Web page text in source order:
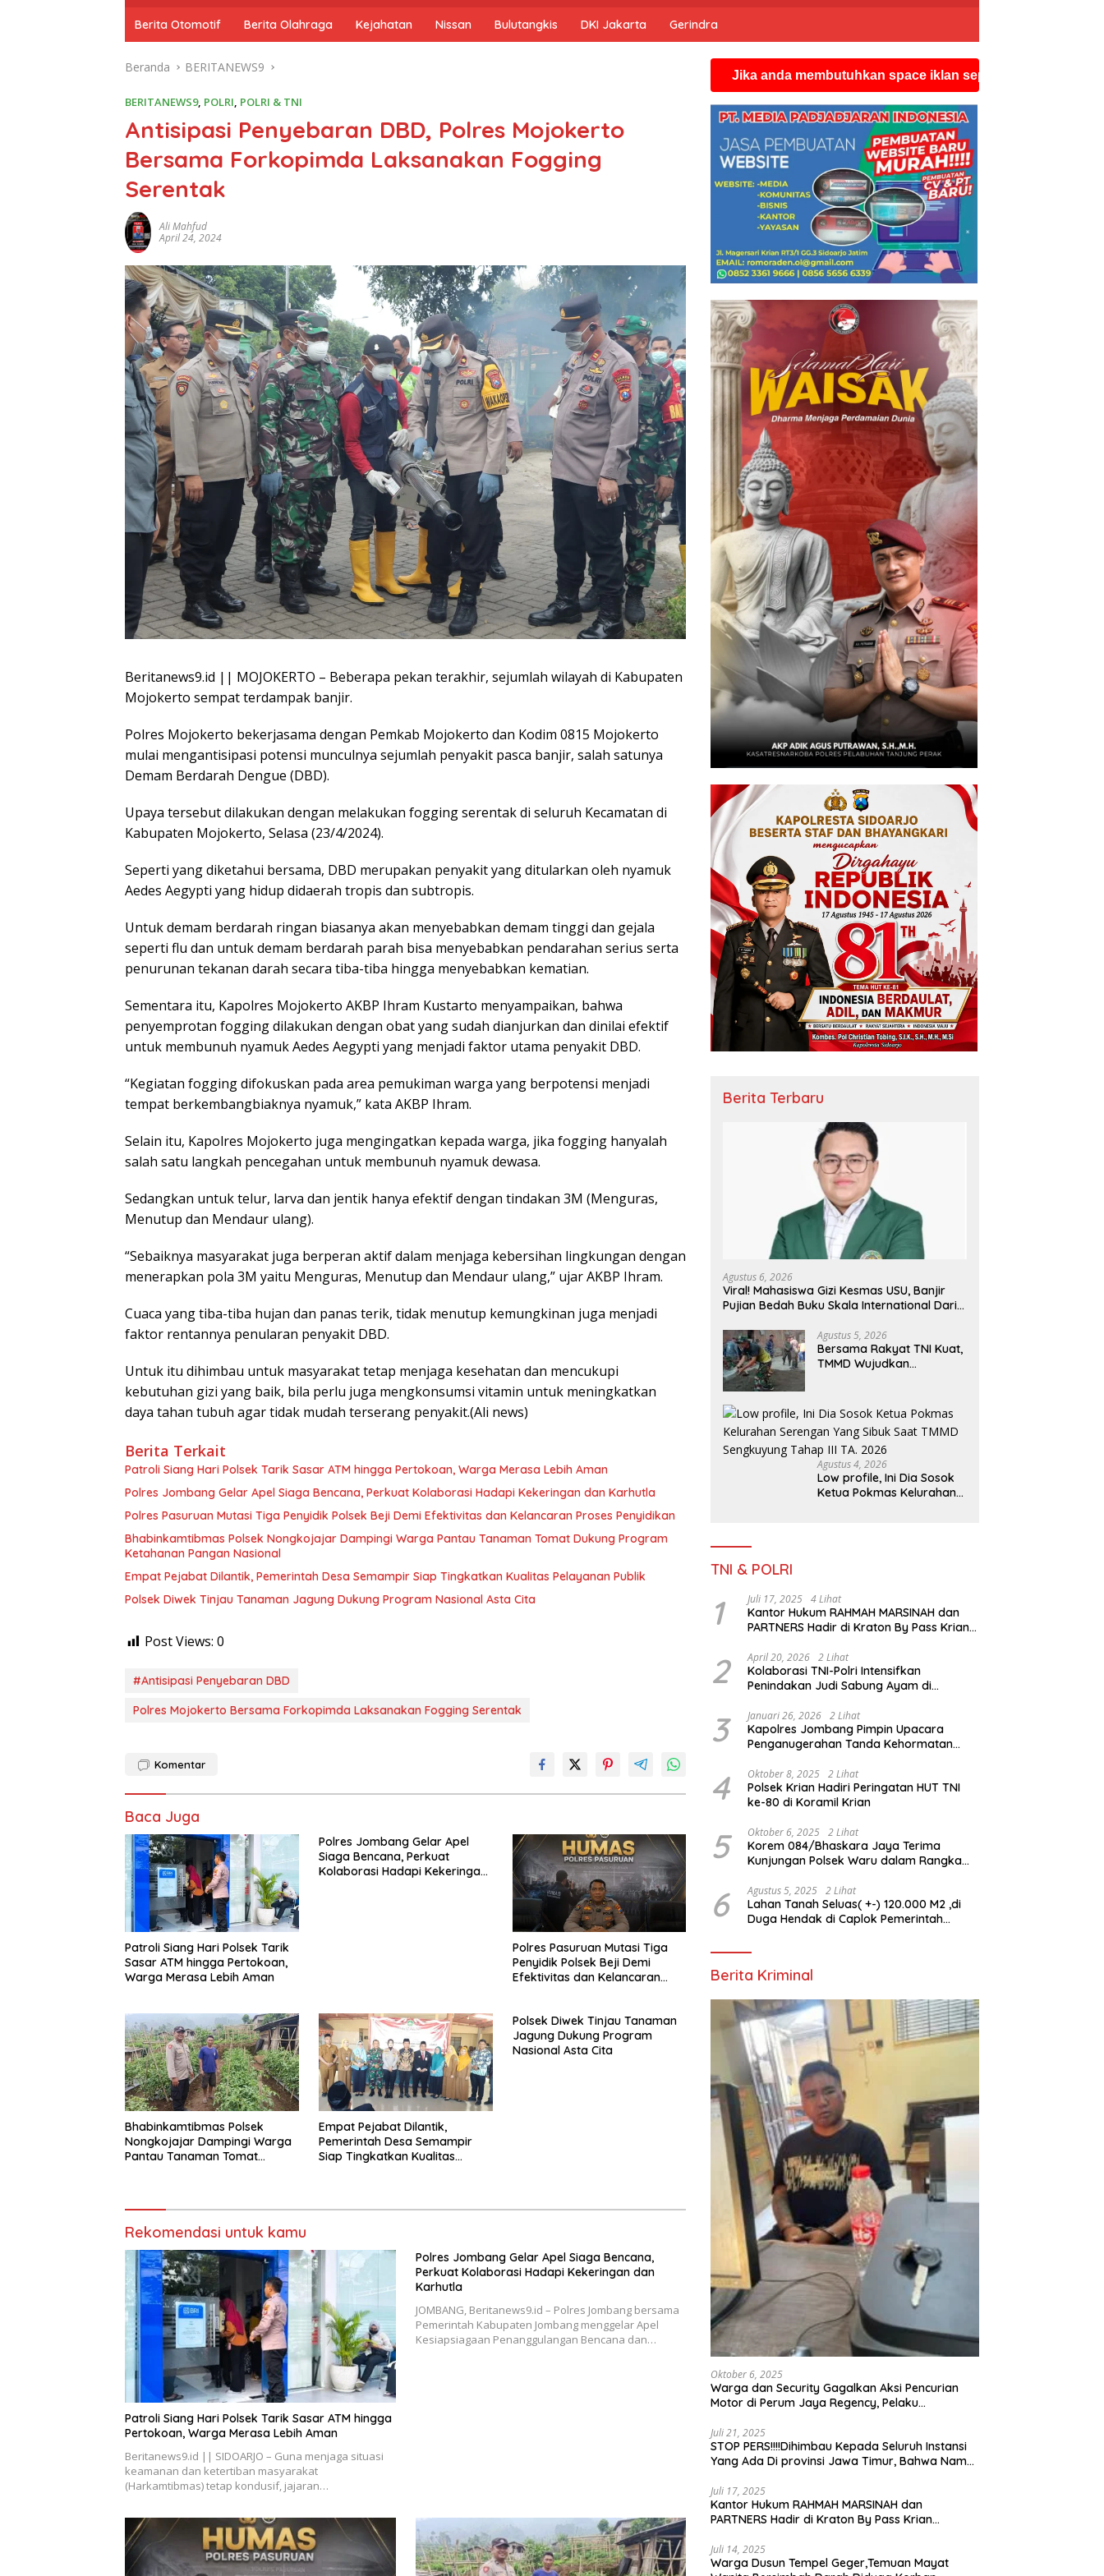
m
e
Berita Otomotif Berita Olahraga Kejahatan Nissan Bulutangkis DKI Jakarta Gerindra
Beranda BERITANEWS9
BERITANEWS9, POLRI, POLRI & TNI
Antisipasi Penyebaran DBD, Polres Mojokerto
Bersama Forkopimda Laksanakan Fogging
Serentak
Ali Mahfud
April 24, 2024
Beritanews9.id || MOJOKERTO – Beberapa pekan terakhir, sejumlah wilayah di Kabupaten
Mojokerto sempat terdampak banjir.
Polres Mojokerto bekerjasama dengan Pemkab Mojokerto dan Kodim 0815 Mojokerto
mulai mengantisipasi potensi munculnya sejumlah penyakit pasca banjir, salah satunya
Demam Berdarah Dengue (DBD).
Upaya tersebut dilakukan dengan melakukan fogging serentak di seluruh Kecamatan di
Kabupaten Mojokerto, Selasa (23/4/2024).
Seperti yang diketahui bersama, DBD merupakan penyakit yang ditularkan oleh nyamuk
Aedes Aegypti yang hidup didaerah tropis dan subtropis.
Untuk demam berdarah ringan biasanya akan menyebabkan demam tinggi dan gejala
seperti flu dan untuk demam berdarah parah bisa menyebabkan pendarahan serius serta
penurunan tekanan darah secara tiba-tiba hingga menyebabkan kematian.
Sementara itu, Kapolres Mojokerto AKBP Ihram Kustarto menyampaikan, bahwa
penyemprotan fogging dilakukan dengan obat yang sudah dianjurkan dan dinilai efektif
untuk membunuh nyamuk Aedes Aegypti yang menjadi faktor utama penyakit DBD.
“Kegiatan fogging difokuskan pada area pemukiman warga yang berpotensi menjadi
tempat berkembangbiaknya nyamuk,” kata AKBP Ihram.
Selain itu, Kapolres Mojokerto juga mengingatkan kepada warga, jika fogging hanyalah
salah satu langkah pencegahan untuk membunuh nyamuk dewasa.
Sedangkan untuk telur, larva dan jentik hanya efektif dengan tindakan 3M (Menguras,
Menutup dan Mendaur ulang).
“Sebaiknya masyarakat juga berperan aktif dalam menjaga kebersihan lingkungan dengan
menerapkan pola 3M yaitu Menguras, Menutup dan Mendaur ulang,” ujar AKBP Ihram.
Cuaca yang tiba-tiba hujan dan panas terik, tidak menutup kemungkinan juga menjadi
faktor rentannya penularan penyakit DBD.
Untuk itu dihimbau untuk masyarakat tetap menjaga kesehatan dan mencukupi
kebutuhan gizi yang baik, bila perlu juga mengkonsumsi vitamin untuk meningkatkan
daya tahan tubuh agar tidak mudah terserang penyakit.(Ali news)
Berita Terkait
Patroli Siang Hari Polsek Tarik Sasar ATM hingga Pertokoan, Warga Merasa Lebih Aman
Polres Jombang Gelar Apel Siaga Bencana, Perkuat Kolaborasi Hadapi Kekeringan dan Karhutla
Polres Pasuruan Mutasi Tiga Penyidik Polsek Beji Demi Efektivitas dan Kelancaran Proses Penyidikan
Bhabinkamtibmas Polsek Nongkojajar Dampingi Warga Pantau Tanaman Tomat Dukung Program
Ketahanan Pangan Nasional
Empat Pejabat Dilantik, Pemerintah Desa Semampir Siap Tingkatkan Kualitas Pelayanan Publik
Polsek Diwek Tinjau Tanaman Jagung Dukung Program Nasional Asta Cita
Post Views: 0
#Antisipasi Penyebaran DBD
Polres Mojokerto Bersama Forkopimda Laksanakan Fogging Serentak
Komentar
Baca Juga
Patroli Siang Hari Polsek Tarik
Sasar ATM hingga Pertokoan,
Warga Merasa Lebih Aman
Polres Jombang Gelar Apel
Siaga Bencana, Perkuat
Kolaborasi Hadapi Kekeringan
Polres Pasuruan Mutasi Tiga
Penyidik Polsek Beji Demi
Efektivitas dan Kelancaran
Bhabinkamtibmas Polsek
Nongkojajar Dampingi Warga
Pantau Tanaman Tomat
Empat Pejabat Dilantik,
Pemerintah Desa Semampir
Siap Tingkatkan Kualitas
Polsek Diwek Tinjau Tanaman
Jagung Dukung Program
Nasional Asta Cita
Rekomendasi untuk kamu
Patroli Siang Hari Polsek Tarik Sasar ATM hingga
Pertokoan, Warga Merasa Lebih Aman
Beritanews9.id || SIDOARJO – Guna menjaga situasi
keamanan dan ketertiban masyarakat
(Harkamtibmas) tetap kondusif, jajaran…
Polres Jombang Gelar Apel Siaga Bencana,
Perkuat Kolaborasi Hadapi Kekeringan dan
Karhutla
JOMBANG, Beritanews9.id – Polres Jombang bersama
Pemerintah Kabupaten Jombang menggelar Apel
Kesiapsiagaan Penanggulangan Bencana dan…
Jika anda membutuhkan space iklan seperti ini silahkan hubungi
Berita Terbaru
Agustus 6, 2026
Viral! Mahasiswa Gizi Kesmas USU, Banjir
Pujian Bedah Buku Skala International Dari
Agustus 5, 2026
Bersama Rakyat TNI Kuat,
TMMD Wujudkan
Ketahanan Nasional di
Daerah.
Agustus 4, 2026
Low profile, Ini Dia Sosok
Ketua Pokmas Kelurahan
TNI & POLRI
1 Juli 17, 2025 4 Lihat
Kantor Hukum RAHMAH MARSINAH dan
PARTNERS Hadir di Kraton By Pass Krian
2 April 20, 2026 2 Lihat
Kolaborasi TNI-Polri Intensifkan
Penindakan Judi Sabung Ayam di
3 Januari 26, 2026 2 Lihat
Kapolres Jombang Pimpin Upacara
Penganugerahan Tanda Kehormatan
Polri
4 Oktober 8, 2025 2 Lihat
Polsek Krian Hadiri Peringatan HUT TNI
ke-80 di Koramil Krian
5 Oktober 6, 2025 2 Lihat
Korem 084/Bhaskara Jaya Terima
Kunjungan Polsek Waru dalam Rangka
6 Agustus 5, 2025 2 Lihat
Lahan Tanah Seluas( +-) 120.000 M2 ,di
Duga Hendak di Caplok Pemerintah
Berita Kriminal
Oktober 6, 2025
Warga dan Security Gagalkan Aksi Pencurian
Motor di Perum Jaya Regency, Pelaku
Juli 21, 2025
STOP PERS!!!!Dihimbau Kepada Seluruh Instansi
Yang Ada Di provinsi Jawa Timur, Bahwa Nama
Beritanews9.id
Juli 17, 2025
Kantor Hukum RAHMAH MARSINAH dan
PARTNERS Hadir di Kraton By Pass Krian
Juli 14, 2025
Warga Dusun Tempel Geger,Temuan Mayat